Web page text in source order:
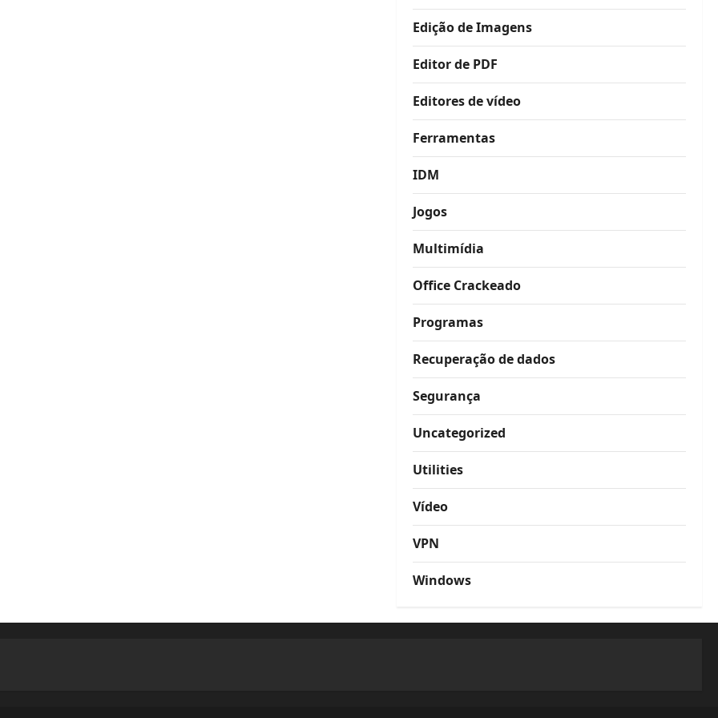
Edição de Imagens
Editor de PDF
Editores de vídeo
Ferramentas
IDM
Jogos
Multimídia
Office Crackeado
Programas
Recuperação de dados
Segurança
Uncategorized
Utilities
Vídeo
VPN
Windows